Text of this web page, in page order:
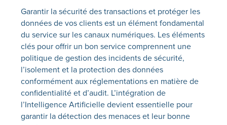
Garantir la sécurité des transactions et protéger les
données de vos clients est un élément fondamental
du service sur les canaux numériques. Les éléments
clés pour offrir un bon service comprennent une
politique de gestion des incidents de sécurité,
l’isolement et la protection des données
conformément aux réglementations en matière de
confidentialité et d’audit. L’intégration de
l’Intelligence Artificielle devient essentielle pour
garantir la détection des menaces et leur bonne